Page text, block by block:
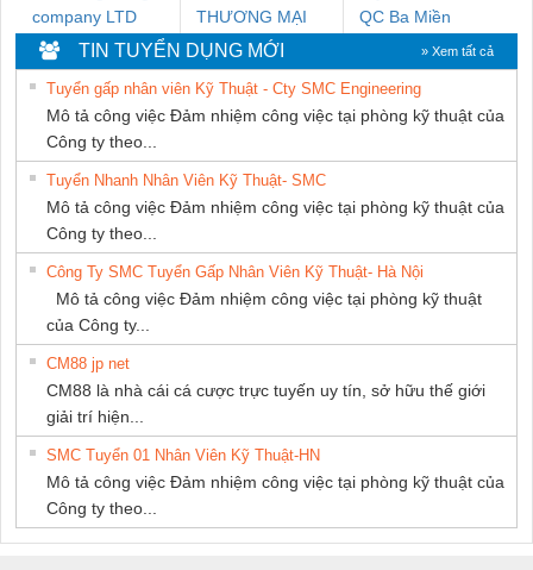
company LTD
THƯƠNG MẠI
DỊCH VỤ KỸ
THUẬT ĐIỆN CƠ
GIA HƯNG
PHÁT
QC Ba Miền
TIN TUYỂN DỤNG MỚI » Xem tất cả
Tuyển gấp nhân viên Kỹ Thuật - Cty SMC Engineering
Mô tả công việc Đảm nhiệm công việc tại phòng kỹ thuật của
Công ty theo...
Tuyển Nhanh Nhân Viên Kỹ Thuật- SMC
Mô tả công việc Đảm nhiệm công việc tại phòng kỹ thuật của
Công ty theo...
Công Ty SMC Tuyển Gấp Nhân Viên Kỹ Thuật- Hà Nội
Mô tả công việc Đảm nhiệm công việc tại phòng kỹ thuật
của Công ty...
CM88 jp net
CM88 là nhà cái cá cược trực tuyến uy tín, sở hữu thế giới
giải trí hiện...
SMC Tuyển 01 Nhân Viên Kỹ Thuật-HN
Mô tả công việc Đảm nhiệm công việc tại phòng kỹ thuật của
Công ty theo...